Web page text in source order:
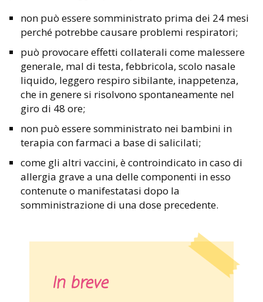
non può essere somministrato prima dei 24 mesi
perché potrebbe causare problemi respiratori;
può provocare effetti collaterali come malessere
generale, mal di testa, febbricola, scolo nasale
liquido, leggero respiro sibilante, inappetenza,
che in genere si risolvono spontaneamente nel
giro di 48 ore;
non può essere somministrato nei bambini in
terapia con farmaci a base di salicilati;
come gli altri vaccini, è controindicato in caso di
allergia grave a una delle componenti in esso
contenute o manifestatasi dopo la
somministrazione di una dose precedente.
In breve